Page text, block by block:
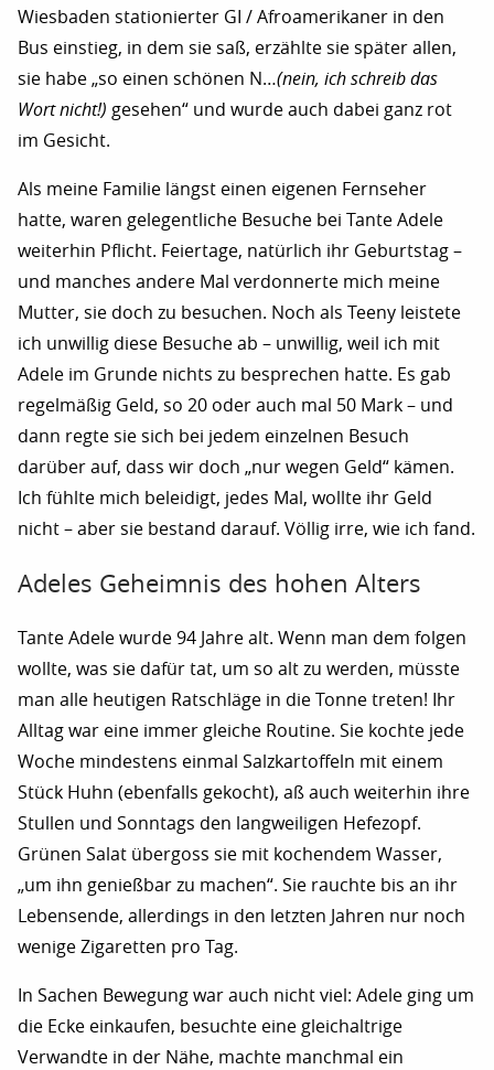
Wiesbaden stationierter GI / Afroamerikaner in den
Bus einstieg, in dem sie saß, erzählte sie später allen,
sie habe „so einen schönen N…(nein, ich schreib das
Wort nicht!) gesehen“ und wurde auch dabei ganz rot
im Gesicht.
Als meine Familie längst einen eigenen Fernseher
hatte, waren gelegentliche Besuche bei Tante Adele
weiterhin Pflicht. Feiertage, natürlich ihr Geburtstag –
und manches andere Mal verdonnerte mich meine
Mutter, sie doch zu besuchen. Noch als Teeny leistete
ich unwillig diese Besuche ab – unwillig, weil ich mit
Adele im Grunde nichts zu besprechen hatte. Es gab
regelmäßig Geld, so 20 oder auch mal 50 Mark – und
dann regte sie sich bei jedem einzelnen Besuch
darüber auf, dass wir doch „nur wegen Geld“ kämen.
Ich fühlte mich beleidigt, jedes Mal, wollte ihr Geld
nicht – aber sie bestand darauf. Völlig irre, wie ich fand.
Adeles Geheimnis des hohen Alters
Tante Adele wurde 94 Jahre alt. Wenn man dem folgen
wollte, was sie dafür tat, um so alt zu werden, müsste
man alle heutigen Ratschläge in die Tonne treten! Ihr
Alltag war eine immer gleiche Routine. Sie kochte jede
Woche mindestens einmal Salzkartoffeln mit einem
Stück Huhn (ebenfalls gekocht), aß auch weiterhin ihre
Stullen und Sonntags den langweiligen Hefezopf.
Grünen Salat übergoss sie mit kochendem Wasser,
„um ihn genießbar zu machen“. Sie rauchte bis an ihr
Lebensende, allerdings in den letzten Jahren nur noch
wenige Zigaretten pro Tag.
In Sachen Bewegung war auch nicht viel: Adele ging um
die Ecke einkaufen, besuchte eine gleichaltrige
Verwandte in der Nähe, machte manchmal ein